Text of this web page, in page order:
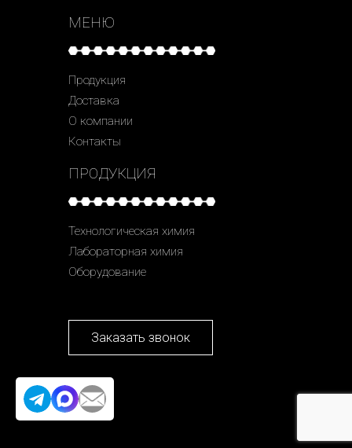
МЕНЮ
Продукция
Доставка
О компании
Контакты
ПРОДУКЦИЯ
Технологическая химия
Лабораторная химия
Оборудование
Заказать звонок